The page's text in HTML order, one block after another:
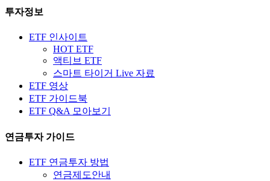
투자정보
ETF 인사이트
HOT ETF
액티브 ETF
스마트 타이거 Live 자료
ETF 영상
ETF 가이드북
ETF Q&A 모아보기
연금투자 가이드
ETF 연금투자 방법
연금제도안내